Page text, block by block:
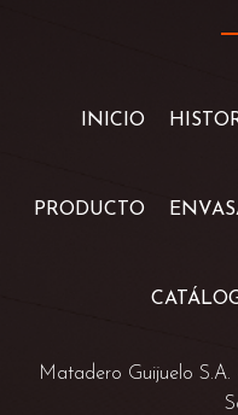
INICIO
PRODUCTO
Matadero Guijuelo S.A.